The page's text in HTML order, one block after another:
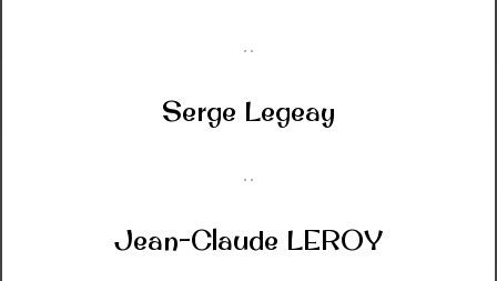
Serge Legeay
Jean-Claude LEROY